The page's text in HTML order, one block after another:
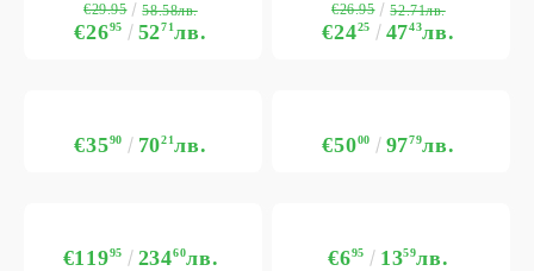
€2695 5271лв.
€29.95 58.58лв.
€2425 4743лв.
€26.95 52.71лв.
€3590 7021лв. €5000 9779лв.
€11995 23460лв. €695 1359лв.